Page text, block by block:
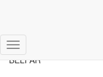
Cambiar
modo
Inicio
BELFAR